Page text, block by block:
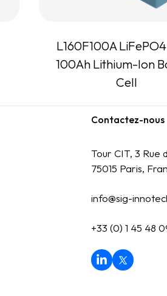
L160F100A
100Ah Lithium-Ion
Cell
Contactez-nous
Tour CIT, 3 Rue
75015 Paris,
info@sig-
+33 (0) 1 45 48